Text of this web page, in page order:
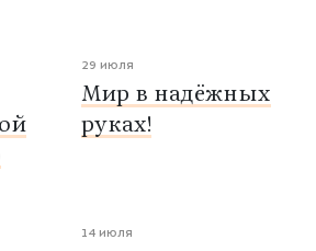
29 июля
Мир в надёжных
руках!
14 июля